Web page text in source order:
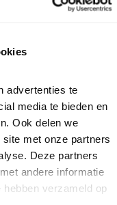
advertenties te
media te bieden en
Ook delen we
met onze partners
Deze partners
andere informatie
verzameld op
acties en tips